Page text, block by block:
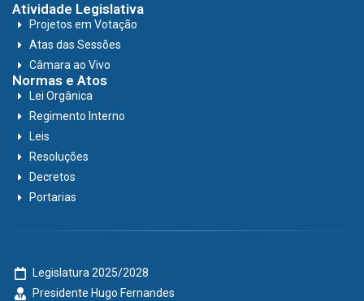
Atividade Legislativa
Projetos em Votação
Atas das Sessões
Câmara ao Vivo
Normas e Atos
Lei Orgânica
Regimento Interno
Leis
Resoluções
Decretos
Portarias
Legislatura 2025/2028
Presidente Hugo Fernandes